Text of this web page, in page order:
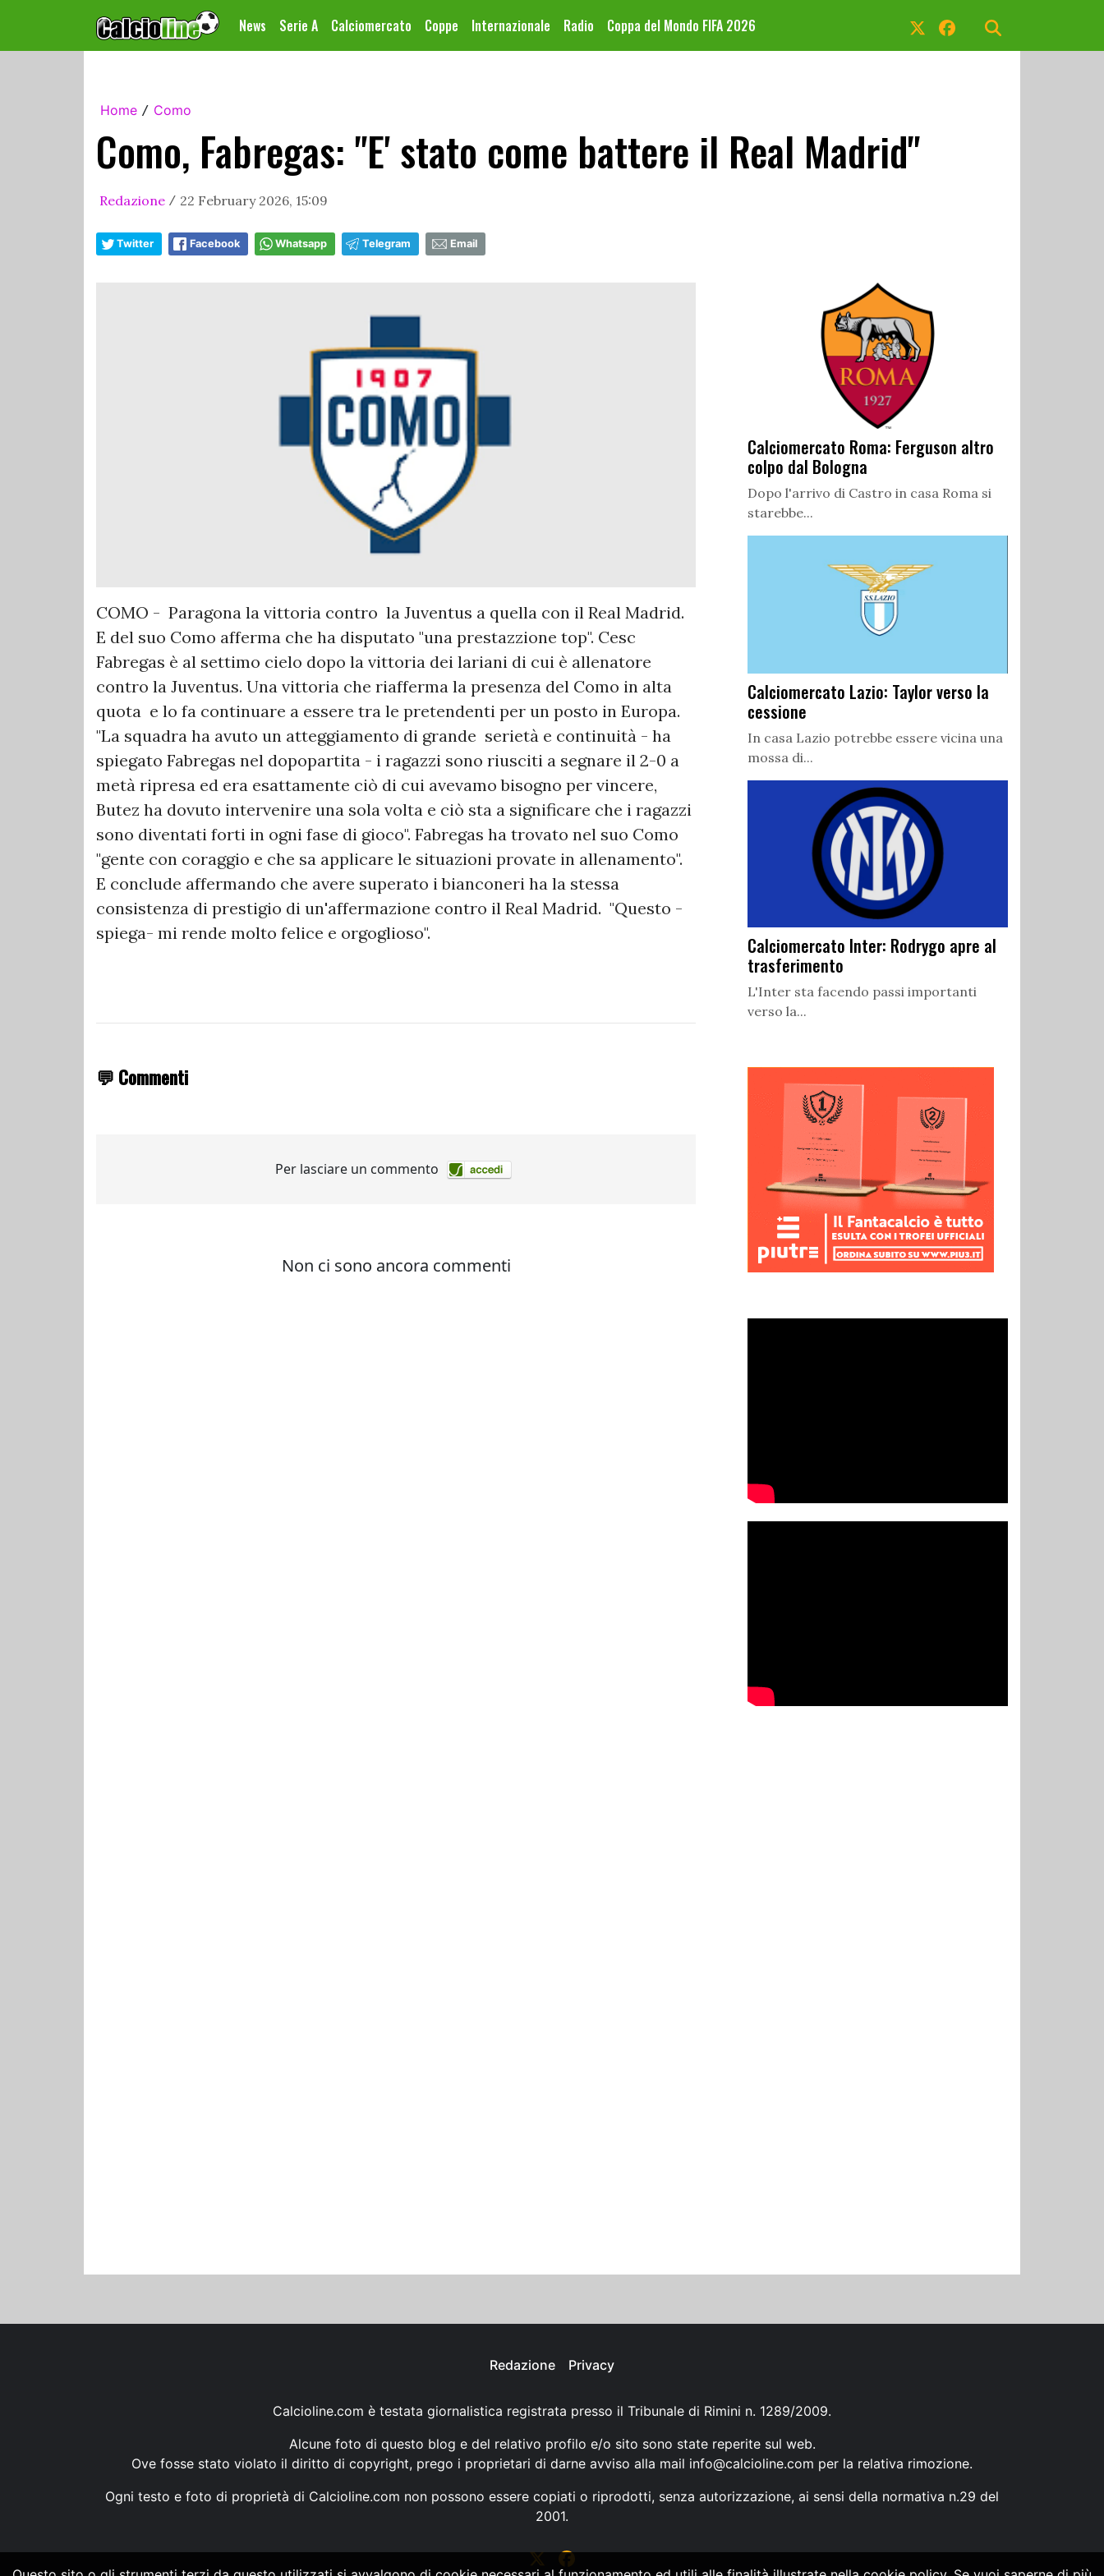
News Serie A Calciomercato Coppe Internazionale Radio Coppa del Mondo FIFA 2026
Home / Como
Como, Fabregas: "E' stato come battere il Real Madrid"
Redazione / 22 February 2026, 15:09
Twitter Facebook Whatsapp Telegram Email
COMO - Paragona la vittoria contro la Juventus a quella con il Real Madrid.
E del suo Como afferma che ha disputato "una prestazzione top". Cesc
Fabregas è al settimo cielo dopo la vittoria dei lariani di cui è allenatore
contro la Juventus. Una vittoria che riafferma la presenza del Como in alta
quota e lo fa continuare a essere tra le pretendenti per un posto in Europa.
"La squadra ha avuto un atteggiamento di grande serietà e continuità - ha
spiegato Fabregas nel dopopartita - i ragazzi sono riusciti a segnare il 2-0 a
metà ripresa ed era esattamente ciò di cui avevamo bisogno per vincere,
Butez ha dovuto intervenire una sola volta e ciò sta a significare che i ragazzi
sono diventati forti in ogni fase di gioco". Fabregas ha trovato nel suo Como
"gente con coraggio e che sa applicare le situazioni provate in allenamento".
E conclude affermando che avere superato i bianconeri ha la stessa
consistenza di prestigio di un'affermazione contro il Real Madrid. "Questo -
spiega- mi rende molto felice e orgoglioso".
💬 Commenti
Calciomercato Roma: Ferguson altro
colpo dal Bologna
Dopo l'arrivo di Castro in casa Roma si
starebbe...
Calciomercato Lazio: Taylor verso la
cessione
In casa Lazio potrebbe essere vicina una
mossa di...
Calciomercato Inter: Rodrygo apre al
trasferimento
L'Inter sta facendo passi importanti
verso la...
Redazione Privacy
Calcioline.com è testata giornalistica registrata presso il Tribunale di Rimini n. 1289/2009.
Alcune foto di questo blog e del relativo profilo e/o sito sono state reperite sul web.
Ove fosse stato violato il diritto di copyright, prego i proprietari di darne avviso alla mail info@calcioline.com per la relativa rimozione.
Ogni testo e foto di proprietà di Calcioline.com non possono essere copiati o riprodotti, senza autorizzazione, ai sensi della normativa n.29 del
2001.